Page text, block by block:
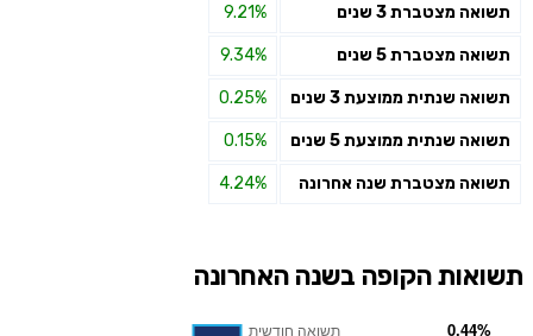
תשואה מצטברת 3 שנים 9.21%
תשואה מצטברת 5 שנים 9.34%
תשואה שנתית ממוצעת 3 שנים 0.25%
תשואה שנתית ממוצעת 5 שנים 0.15%
תשואה מצטברת שנה אחרונה 4.24%
תשואות הקופה בשנה האחרונה